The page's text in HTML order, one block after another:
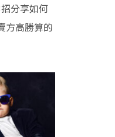
分享如何
方高勝算的